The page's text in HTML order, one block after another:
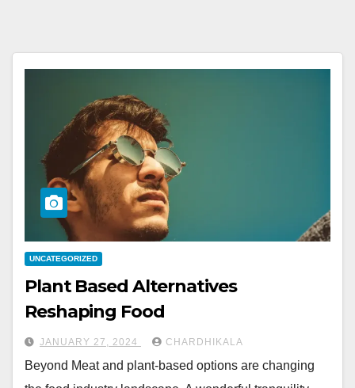
UNCATEGORIZED
Plant Based Alternatives
Reshaping Food
JANUARY 27, 2024 CHARDHIKALA
Beyond Meat and plant-based options are changing